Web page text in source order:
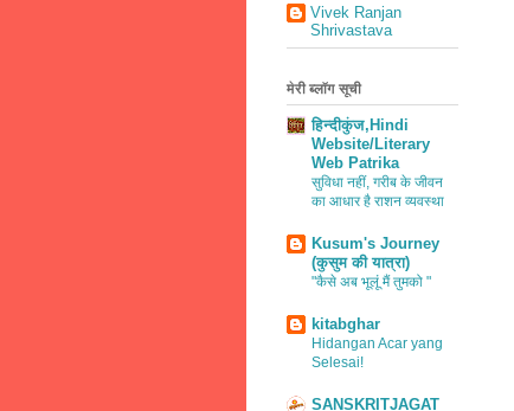
Vivek Ranjan
Shrivastava
मेरी ब्लॉग सूची
हिन्दीकुंज,Hindi
Website/Literary
Web Patrika
सुविधा नहीं, गरीब के जीवन
का आधार है राशन व्यवस्था
Kusum's Journey
(कुसुम की यात्रा)
"कैसे अब भूलूं मैं तुमको "
kitabghar
Hidangan Acar yang
Selesai!
SANSKRITJAGAT